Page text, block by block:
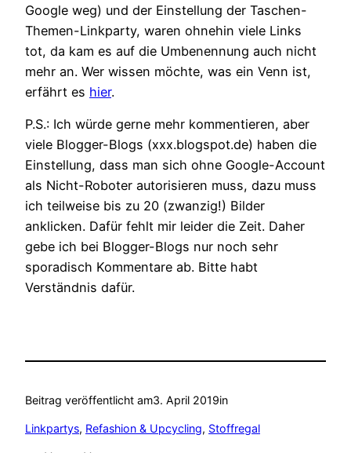
Google weg) und der Einstellung der Taschen-
Themen-Linkparty, waren ohnehin viele Links
tot, da kam es auf die Umbenennung auch nicht
mehr an. Wer wissen möchte, was ein Venn ist,
erfährt es hier.
P.S.: Ich würde gerne mehr kommentieren, aber
viele Blogger-Blogs (xxx.blogspot.de) haben die
Einstellung, dass man sich ohne Google-Account
als Nicht-Roboter autorisieren muss, dazu muss
ich teilweise bis zu 20 (zwanzig!) Bilder
anklicken. Dafür fehlt mir leider die Zeit. Daher
gebe ich bei Blogger-Blogs nur noch sehr
sporadisch Kommentare ab. Bitte habt
Verständnis dafür.
Beitrag veröffentlicht am3. April 2019in
Linkpartys, Refashion & Upcycling, Stoffregal